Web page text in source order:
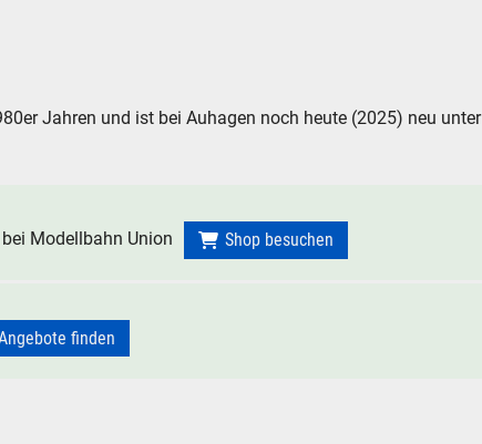
Jahren und ist bei Auhagen noch heute (2025) neu unter
Modellbahn Union Shop besuchen
finden